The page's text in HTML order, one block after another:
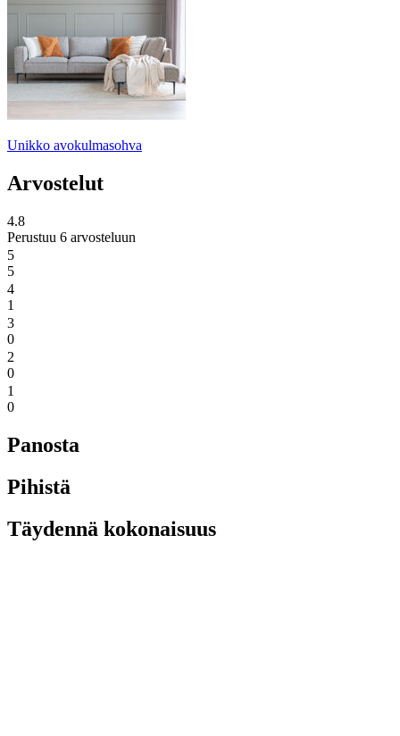
Unikko avokulmasohva
Arvostelut
4.8
Perustuu 6 arvosteluun
5
5
4
1
3
0
2
0
1
0
Panosta
Pihistä
Täydennä kokonaisuus